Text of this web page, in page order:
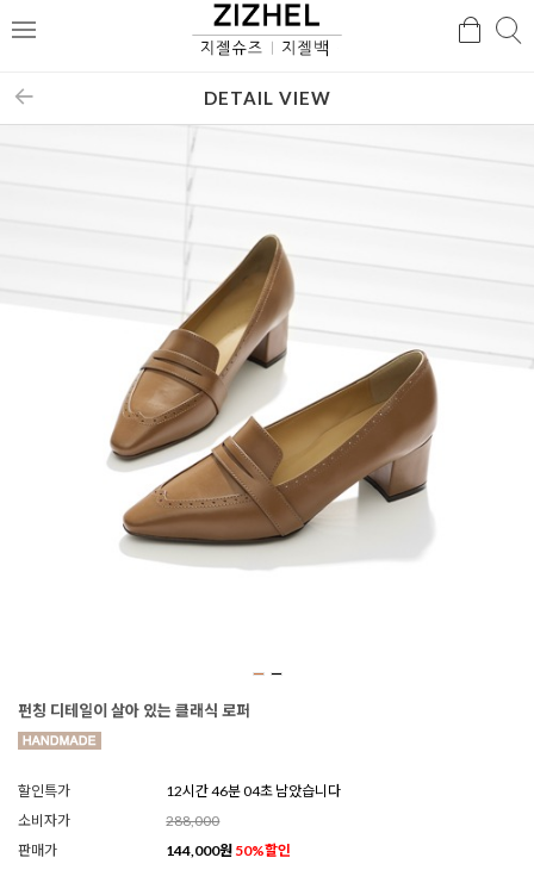
메
검
DETAIL VIEW
펀칭 디테일이 살아 있는 클래식 로퍼
할인특가
12시간 46분 02초 남았습니다
소비자가
288,000
판매가
144,000원 50%할인